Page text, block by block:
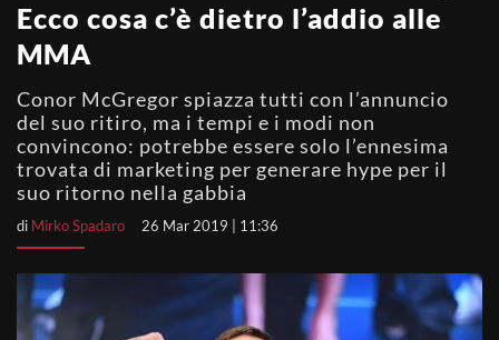
Ecco cosa c’è dietro l’addio alle
MMA
Conor McGregor spiazza tutti con l’annuncio
del suo ritiro, ma i tempi e i modi non
convincono: potrebbe essere solo l’ennesima
trovata di marketing per generare hype per il
suo ritorno nella gabbia
di Mirko Spadaro 26 Mar 2019 | 11:36